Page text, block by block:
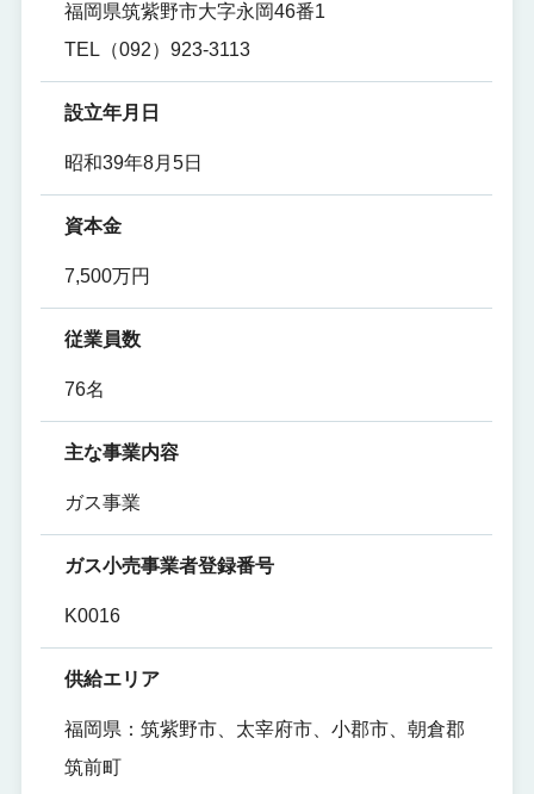
福岡県筑紫野市大字永岡46番1
TEL（092）923-3113
設立年月日
昭和39年8月5日
資本金
7,500万円
従業員数
76名
主な事業内容
ガス事業
ガス小売事業者登録番号
K0016
供給エリア
福岡県：筑紫野市、太宰府市、小郡市、朝倉郡
筑前町